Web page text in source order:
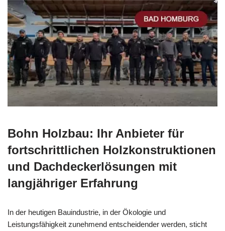
Bohn Holzbau: Ihr Anbieter für
fortschrittlichen Holzkonstruktionen
und Dachdeckerlösungen mit
langjähriger Erfahrung
In der heutigen Bauindustrie, in der Ökologie und
Leistungsfähigkeit zunehmend entscheidender werden, sticht